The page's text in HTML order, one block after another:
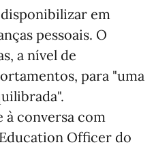
em
pessoais. O
a nível de
para "uma
à conversa com
Officer do